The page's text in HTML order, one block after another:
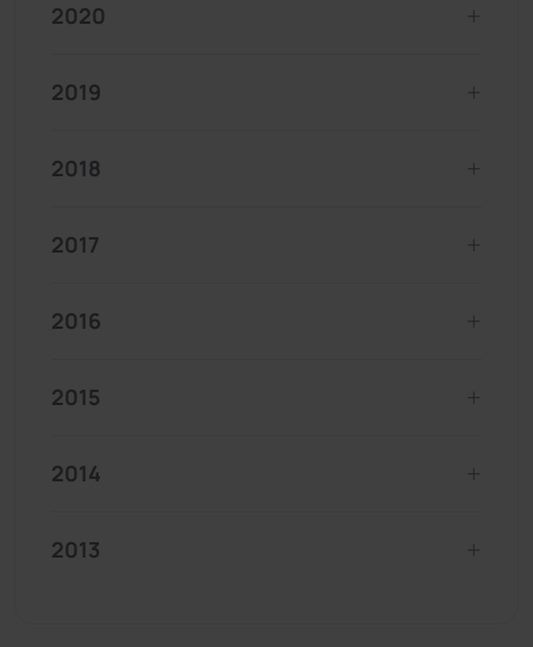
2020
2019
2018
2017
2016
2015
2014
2013